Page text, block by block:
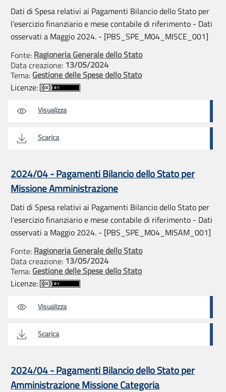
Dati di Spesa relativi ai Pagamenti Bilancio dello Stato per
l'esercizio finanziario e mese contabile di riferimento - Dati
osservati a Maggio 2024. - [PBS_SPE_M04_MISCE_001]
Fonte: Ragioneria Generale dello Stato
Data creazione: 13/05/2024
Tema: Gestione delle Spese dello Stato
Licenze:
Visualizza
Scarica
2024/04 - Pagamenti Bilancio dello Stato per
Missione Amministrazione
Dati di Spesa relativi ai Pagamenti Bilancio dello Stato per
l'esercizio finanziario e mese contabile di riferimento - Dati
osservati a Maggio 2024. - [PBS_SPE_M04_MISAM_001]
Fonte: Ragioneria Generale dello Stato
Data creazione: 13/05/2024
Tema: Gestione delle Spese dello Stato
Licenze:
Visualizza
Scarica
2024/04 - Pagamenti Bilancio dello Stato per
Amministrazione Missione Categoria